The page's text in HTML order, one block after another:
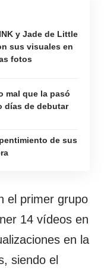
y Jade de Little
sus visuales en
fotos
mal que la pasó
días de debutar
de sus
el primer grupo
14 vídeos en
en la
siendo el